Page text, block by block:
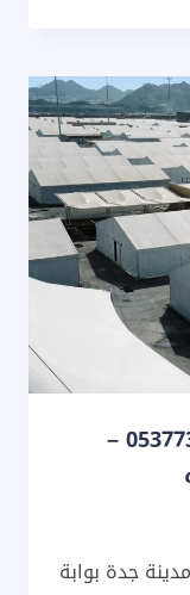
مقاول مخيمات جدة ت:0537733998 –
جدة بوابة